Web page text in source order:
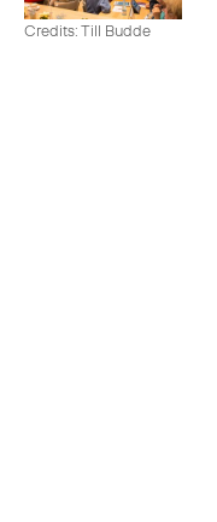
Credits: Till Budde